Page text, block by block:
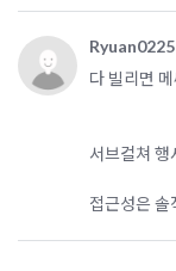
Ryuan0225
다 빌리면
서브컬쳐
접근성은 솔